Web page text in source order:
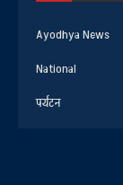
Ayodhya News
National
पर्यटन